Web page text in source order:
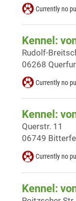
Currently no
Kennel:
Rudolf-
06268
Currently no
Kennel:
Querstr. 11
06749
Currently no
Kennel: